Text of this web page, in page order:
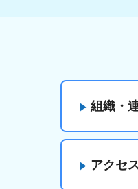
組織・
アクセ